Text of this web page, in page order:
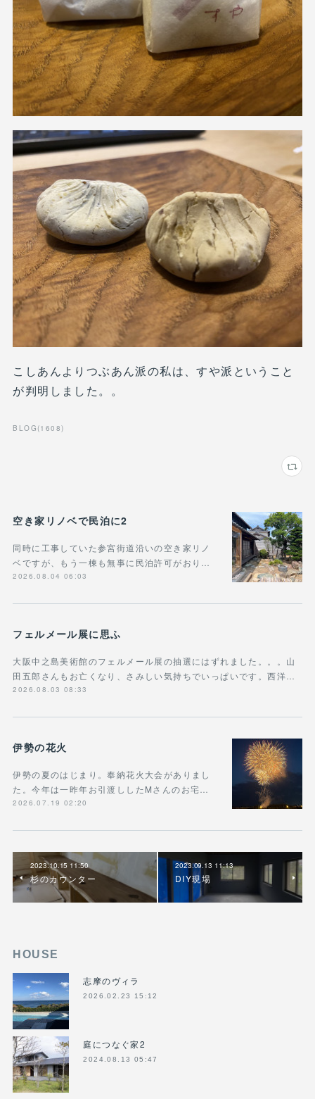
こしあんよりつぶあん派の私は、すや派ということ
が判明しました。。
BLOG (1608)
空き家リノベで民泊に2
同時に工事していた参宮街道沿いの空き家リノ
ベですが、もう一棟も無事に民泊許可がおり…
2026.08.04 06:03
フェルメール展に思ふ
大阪中之島美術館のフェルメール展の抽選にはずれました。。。山
田五郎さんもお亡くなり、さみしい気持ちでいっぱいです。西洋…
2026.08.03 08:33
伊勢の花火
伊勢の夏のはじまり。奉納花火大会がありまし
た。今年は一昨年お引渡ししたMさんのお宅…
2026.07.19 02:20
2023.10.15 11:50
杉のカウンター
2023.09.13 11:13
DIY現場
HOUSE
志摩のヴィラ
2026.02.23 15:12
庭につなぐ家2
2024.08.13 05:47